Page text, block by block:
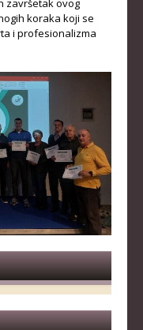
završetak ovog
koraka koji se
i profesionalizma